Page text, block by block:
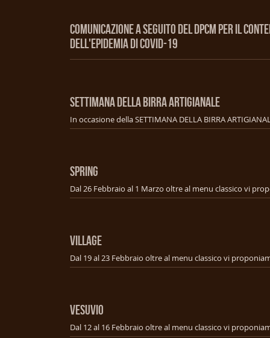
COMUNICAZIONE A SEGUITO DEL DPCM PER IL
DELL'EPIDEMIA DI COVID-19
SETTIMANA DELLA BIRRA ARTIGIANALE
SPRING
VILLAGE
VESUVIO